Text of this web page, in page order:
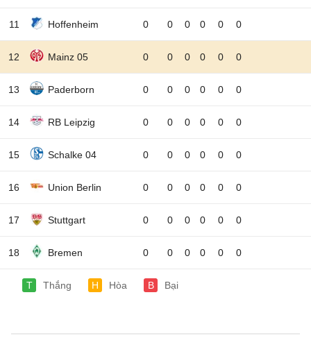
11 Hoffenheim 0 0 0 0 0 0
12 Mainz 05 0 0 0 0 0 0
13 Paderborn 0 0 0 0 0 0
14 RB Leipzig 0 0 0 0 0 0
15 Schalke 04 0 0 0 0 0 0
16 Union Berlin 0 0 0 0 0 0
17 Stuttgart 0 0 0 0 0 0
18 Bremen 0 0 0 0 0 0
T Thắng H Hòa B Bại